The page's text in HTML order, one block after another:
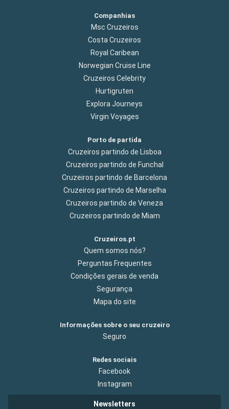
Companhias
Msc Cruzeiros
Costa Cruzeiros
Royal Caribean
Norwegian Cruise Line
Cruzeiros Celebrity
Hurtigruten
Explora Journeys
Virgin Voyages
Porto de partida
Cruzeiros partindo de Lisboa
Cruzeiros partindo de Funchal
Cruzeiros partindo de Barcelona
Cruzeiros partindo de Marselha
Cruzeiros partindo de Veneza
Cruzeiros partindo de Miam
Cruzeiros.pt
Quem somos nós?
Perguntas Frequentes
Condições gerais de venda
Segurança
Mapa do site
Informações sobre o seu cruzeiro
Seguro
Redes sociais
Facebook
Instagram
Newsletters